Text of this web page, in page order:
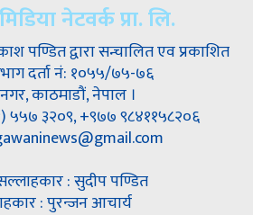
नेटवर्क प्रा. लि.
पण्डित द्वारा सन्चालित एव प्रकाशित
दर्ता नं: १०५५/७५-७६
काठमाडौं, नेपाल ।
५५७ ३२०९, +९७७ ९८४११५८२०६
: सुदीप पण्डित
: पुरन्जन आचार्य